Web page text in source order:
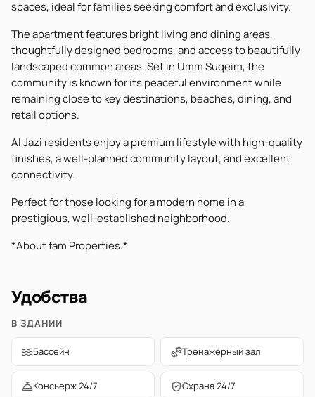
spaces, ideal for families seeking comfort and exclusivity.
The apartment features bright living and dining areas,
thoughtfully designed bedrooms, and access to beautifully
landscaped common areas. Set in Umm Suqeim, the
community is known for its peaceful environment while
remaining close to key destinations, beaches, dining, and
retail options.
Al Jazi residents enjoy a premium lifestyle with high-quality
finishes, a well-planned community layout, and excellent
connectivity.
Perfect for those looking for a modern home in a
prestigious, well-established neighborhood.
*About fam Properties:*
Удобства
В ЗДАНИИ
Бассейн Тренажёрный зал
Консьерж 24/7 Охрана 24/7